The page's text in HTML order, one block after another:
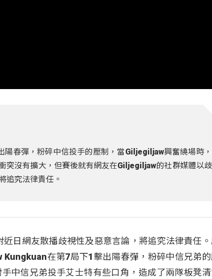
春彈，粉碎中信投手的壓制，當Giljegiljaw興奮繞場時
突沒有擴大，但賽後就有網友在Giljegiljaw的社群媒體以
追究法律責任。
日網友散播歧視性及惡意言論，將追究法律責任
在第7局下1擊出陽春彈，粉碎中信兄弟
中信兄弟投手艾士特有些口角，造成了兩隊板凳